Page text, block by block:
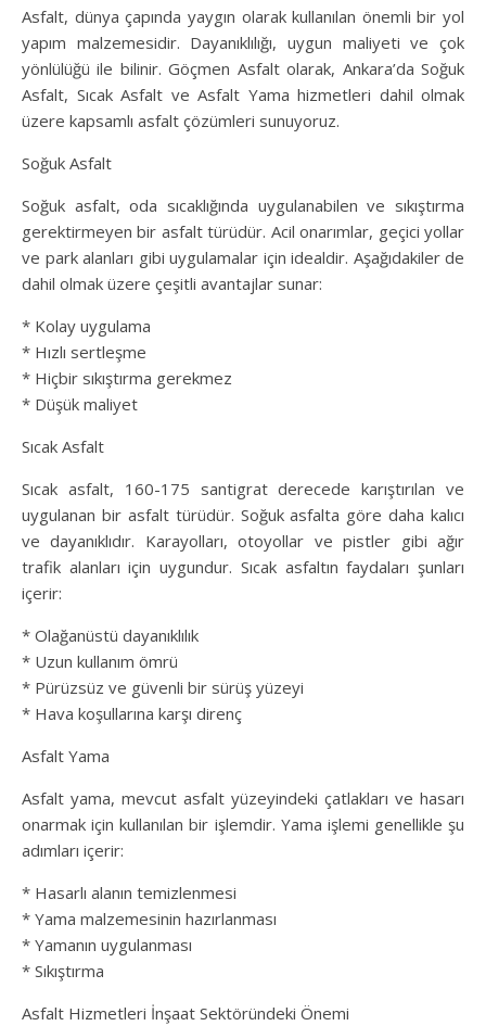
Asfalt, dünya çapında yaygın olarak kullanılan önemli bir yol
yapım malzemesidir. Dayanıklılığı, uygun maliyeti ve çok
yönlülüğü ile bilinir. Göçmen Asfalt olarak, Ankara’da Soğuk
Asfalt, Sıcak Asfalt ve Asfalt Yama hizmetleri dahil olmak
üzere kapsamlı asfalt çözümleri sunuyoruz.
Soğuk Asfalt
Soğuk asfalt, oda sıcaklığında uygulanabilen ve sıkıştırma
gerektirmeyen bir asfalt türüdür. Acil onarımlar, geçici yollar
ve park alanları gibi uygulamalar için idealdir. Aşağıdakiler de
dahil olmak üzere çeşitli avantajlar sunar:
* Kolay uygulama
* Hızlı sertleşme
* Hiçbir sıkıştırma gerekmez
* Düşük maliyet
Sıcak Asfalt
Sıcak asfalt, 160-175 santigrat derecede karıştırılan ve
uygulanan bir asfalt türüdür. Soğuk asfalta göre daha kalıcı
ve dayanıklıdır. Karayolları, otoyollar ve pistler gibi ağır
trafik alanları için uygundur. Sıcak asfaltın faydaları şunları
içerir:
* Olağanüstü dayanıklılık
* Uzun kullanım ömrü
* Pürüzsüz ve güvenli bir sürüş yüzeyi
* Hava koşullarına karşı direnç
Asfalt Yama
Asfalt yama, mevcut asfalt yüzeyindeki çatlakları ve hasarı
onarmak için kullanılan bir işlemdir. Yama işlemi genellikle şu
adımları içerir:
* Hasarlı alanın temizlenmesi
* Yama malzemesinin hazırlanması
* Yamanın uygulanması
* Sıkıştırma
Asfalt Hizmetleri İnşaat Sektöründeki Önemi